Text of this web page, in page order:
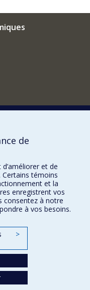
de
et de
témoins
et la
enregistrent vos
consentez à notre
à vos besoins.
>